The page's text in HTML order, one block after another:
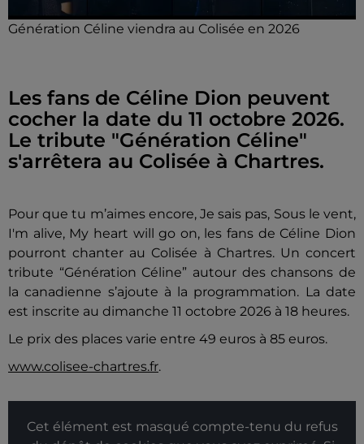
Génération Céline viendra au Colisée en 2026
Les fans de Céline Dion peuvent
cocher la date du 11 octobre 2026.
Le tribute "Génération Céline"
s'arrêtera au Colisée à Chartres.
Pour que tu m’aimes encore, Je sais pas, Sous le vent,
I'm alive, My heart will go on, les fans de Céline Dion
pourront chanter au Colisée à Chartres. Un concert
tribute “Génération Céline” autour des chansons de
la canadienne s’ajoute à la programmation. La date
est inscrite au dimanche 11 octobre 2026 à 18 heures.
Le prix des places varie entre 49 euros à 85 euros.
www.colisee-chartres.fr.
Cet élément est masqué compte-tenu du refus